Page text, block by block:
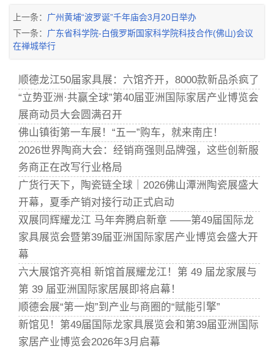
上一条： 广州黄埔“波罗诞”千年庙会3月20日举办
下一条： 广东省科学院-白俄罗斯国家科学院科技合作(佛山)会议
在禅城举行
顺德龙江50届家具展：六馆齐开，8000款新品杀疯了
“立势亚洲·共赢全球”第40届亚洲国际家居产业博览会
展商动员大会圆满召开
佛山镇街第一车展！“五一”购车，就来南庄！
2026世界陶商大会：经销商强则品牌强，这些创新服
务商正在改写行业格局
广货行天下，陶瓷链全球｜2026佛山潭洲陶瓷展盛大
开幕，夏季产销对接行动正式启动
双展同辉耀龙江 马年奔腾启新章 ——第49届国际龙
家具展览会暨第39届亚洲国际家居产业博览会盛大开
幕
六大展馆齐亮相 新馆首展耀龙江！第 49 届龙家展与
第 39 届亚洲国际家居展即将启幕！
顺德会展“第一炮”到产业与商圈的“赋能引擎”
新馆见！第49届国际龙家具展览会和第39届亚洲国际
家居产业博览会2026年3月启幕